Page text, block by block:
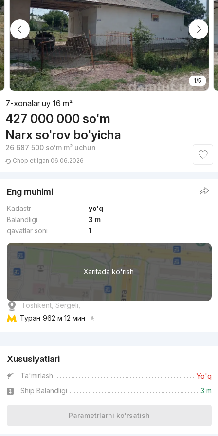
1/5
7-xonalar uy 16 m²
427 000 000 soʻm
Narx so'rov bo'yicha
26 687 500 soʻmm² uchun
Chop etilgan 06.06.2026
Eng muhimi
Kadastr
yo'q
Balandligi
3 m
qavatlar soni
1
Xaritada ko'rish
Toshkent, Sergeli,
Туран 962 м 12 мин
Xususiyatlari
Ta'mirlash Yo'q
Ship Balandligi 3 m
Parametrlarni ko'rsatish